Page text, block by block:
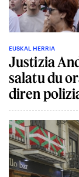
EUSKAL HERRIA
Justizia
salatu du
diren